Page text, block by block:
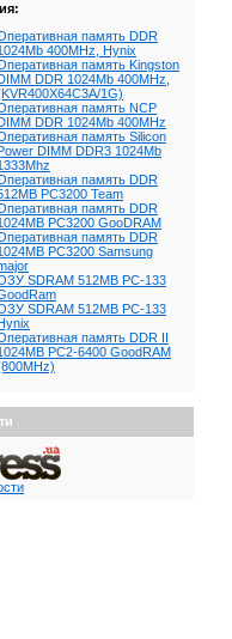
память DDR
400MHz, Hynix
память Kingston
DDR 1024Mb 400MHz,
1G)
память NCP
DDR 1024Mb 400MHz
память Silicon
DIMM DDR3 1024Mb
память DDR
PC3200 Team
память DDR
PC3200 GooDRAM
память DDR
PC3200 Samsung
SDRAM 512MB PC-133
SDRAM 512MB PC-133
память DDR II
PC2-6400 GoodRAM